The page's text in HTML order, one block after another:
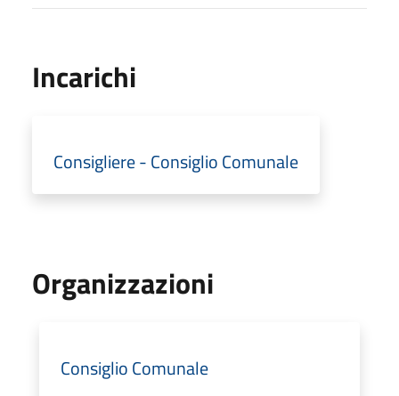
Incarichi
Consigliere - Consiglio Comunale
Organizzazioni
Consiglio Comunale